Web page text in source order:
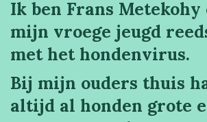
Ik ben Frans Metekohy
mijn vroege jeugd
met het hondenvirus.
Bij mijn ouders thuis
altijd al honden grote